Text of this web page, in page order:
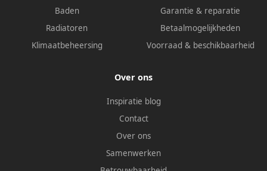
Baden
Radiatoren
Klimaatbeheersing
Garantie & reparatie
Betaalmogelijkheden
Voorraad & beschikbaarheid
Over ons
Inspiratie blog
Contact
Over ons
Samenwerken